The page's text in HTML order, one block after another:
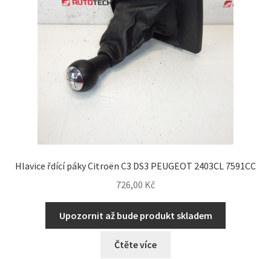
Hlavice řdící páky Citroën C3 DS3 PEUGEOT 2403CL 7591CC
726,00 Kč
Upozornit až bude produkt skladem
Čtěte více